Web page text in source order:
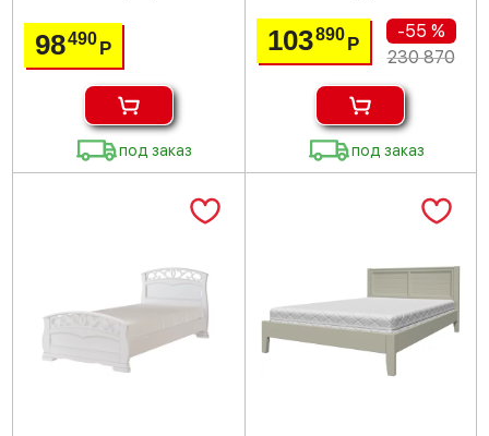
98490 Р
под заказ
103890 Р
-55 %
230 870
под заказ